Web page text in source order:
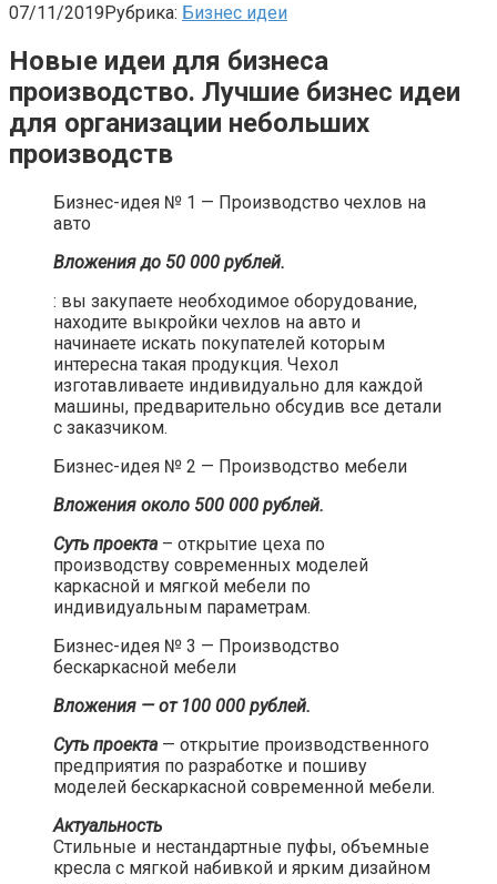
07/11/2019Рубрика: Бизнес идеи
Новые идеи для бизнеса
производство. Лучшие бизнес идеи
для организации небольших
производств
Бизнес-идея № 1 — Производство чехлов на
авто​
Вложения до 50 000 рублей.
: вы закупаете необходимое оборудование,
находите выкройки чехлов на авто и
начинаете искать покупателей которым
интересна такая продукция. Чехол
изготавливаете индивидуально для каждой
машины, предварительно обсудив все детали
с заказчиком.​
Бизнес-идея № 2 — Производство мебели​
Вложения около 500 000 рублей.
Суть проекта – открытие цеха по
производству современных моделей
каркасной и мягкой мебели по
индивидуальным параметрам.​
Бизнес-идея № 3 — Производство
бескаркасной мебели​
Вложения — от 100 000 рублей.
Суть проекта — открытие производственного
предприятия по разработке и пошиву
моделей бескаркасной современной мебели.​
Актуальность
Стильные и нестандартные пуфы, объемные
кресла с мягкой набивкой и ярким дизайном